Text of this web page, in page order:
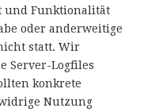
und Funktionalität
oder anderweitige
statt. Wir
Server-Logfiles
konkrete
Nutzung